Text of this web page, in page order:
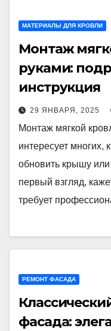
МАТЕРИАЛЫ ДЛЯ КРОВЛИ
Монтаж
руками:
инструкция
29 ЯНВАРЯ, 2025
Монтаж мягкой
интересует многих,
обновить крышу
первый взгляд,
требует
РЕМОНТ ФАСАДА
фасада: